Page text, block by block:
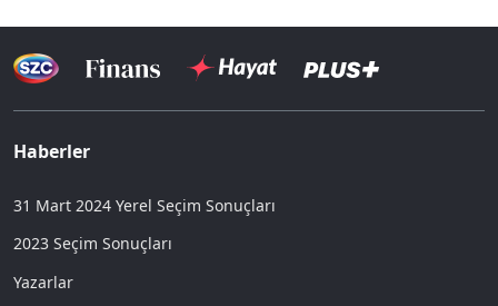
Haberler
31 Mart 2024 Yerel Seçim Sonuçları
2023 Seçim Sonuçları
Yazarlar